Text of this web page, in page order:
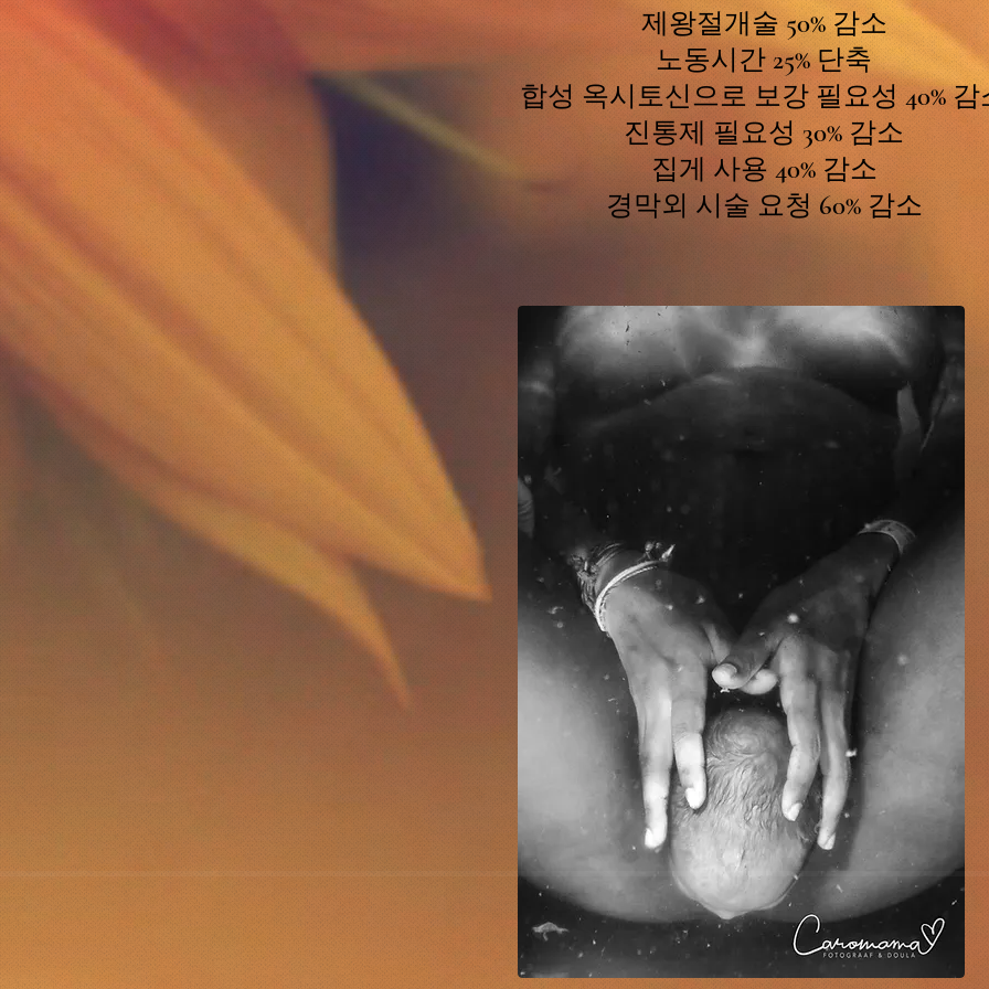
제왕절개술 50% 감소
노동시간 25% 단축
합성 옥시토신으로 보강 필요성 40% 감
진통제 필요성 30% 감소
집게 사용 40% 감소
경막외 시술 요청 60% 감소